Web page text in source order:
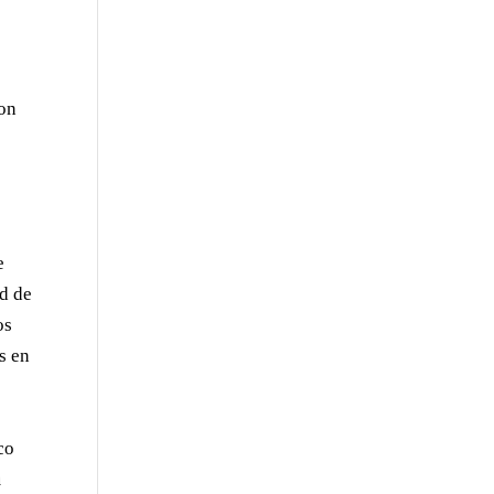
de
en